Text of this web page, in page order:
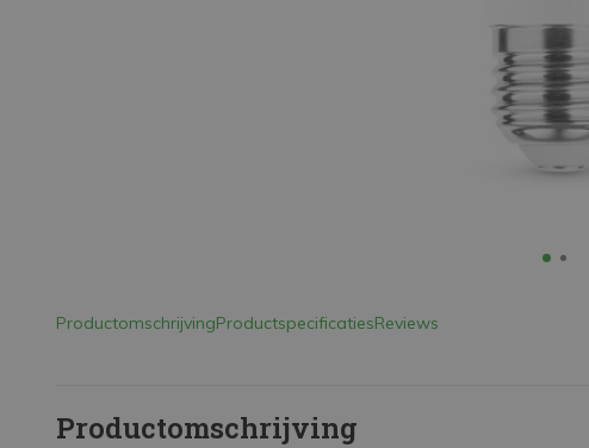
ProductomschrijvingProductspecificatiesReviews
Productomschrijving